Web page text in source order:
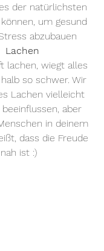
der natürlichsten
um gesund
abzubauen
Lachen
lachen, wiegt alles
so schwer. Wir
Lachen vielleicht
aber
in deinem
dass die Freude
ist :)